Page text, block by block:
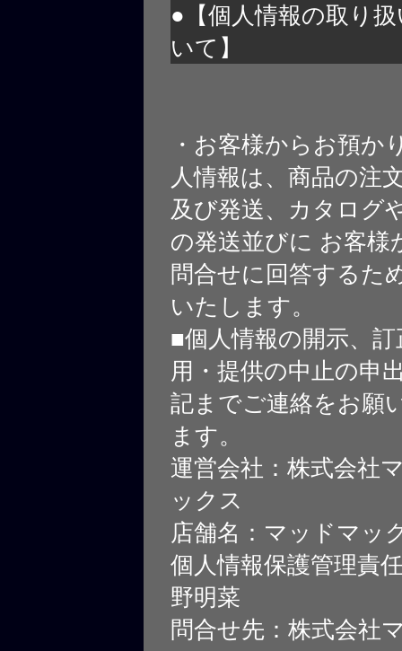
●【個人情報の取り
いて】
・お客様からお預か
人情報は、商品の注
及び発送、カタログ
の発送並びに お客様
問合せに回答するた
いたします。
■個人情報の開示、
用・提供の中止の申
記までご連絡をお願
ます。
運営会社：株式会社
ックス
店舗名：マッドマッ
個人情報保護管理責
野明菜
問合せ先：株式会社